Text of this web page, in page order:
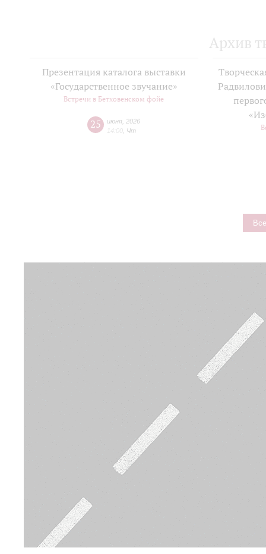
Архив
Презентация каталога выставки
«Государственное звучание»
Встречи в Бетховенском фойе
25 июня 2026
14:00 Чт